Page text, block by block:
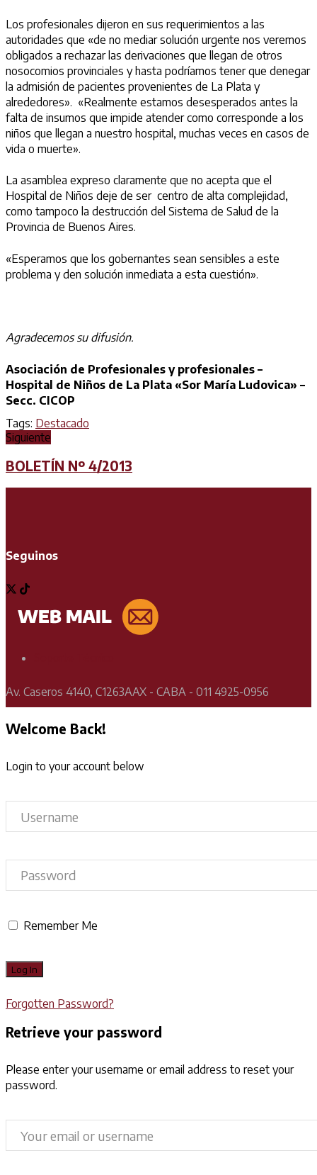
Los profesionales dijeron en sus requerimientos a las
autoridades que «de no mediar solución urgente nos veremos
obligados a rechazar las derivaciones que llegan de otros
nosocomios provinciales y hasta podríamos tener que denegar
la admisión de pacientes provenientes de La Plata y
alrededores». «Realmente estamos desesperados antes la
falta de insumos que impide atender como corresponde a los
niños que llegan a nuestro hospital, muchas veces en casos de
vida o muerte».
La asamblea expreso claramente que no acepta que el
Hospital de Niños deje de ser centro de alta complejidad,
como tampoco la destrucción del Sistema de Salud de la
Provincia de Buenos Aires.
«Esperamos que los gobernantes sean sensibles a este
problema y den solución inmediata a esta cuestión».
Agradecemos su difusión.
Asociación de Profesionales y profesionales –
Hospital de Niños de La Plata «Sor María Ludovica» –
Secc. CICOP
Tags: Destacado
Siguiente
BOLETÍN Nº 4/2013
Seguinos
Av. Caseros 4140, C1263AAX - CABA - 011 4925-0956
Welcome Back!
Login to your account below
Remember Me
Forgotten Password?
Retrieve your password
Please enter your username or email address to reset your
password.